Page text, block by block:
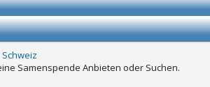
Samenspende Anbieten oder Suchen.